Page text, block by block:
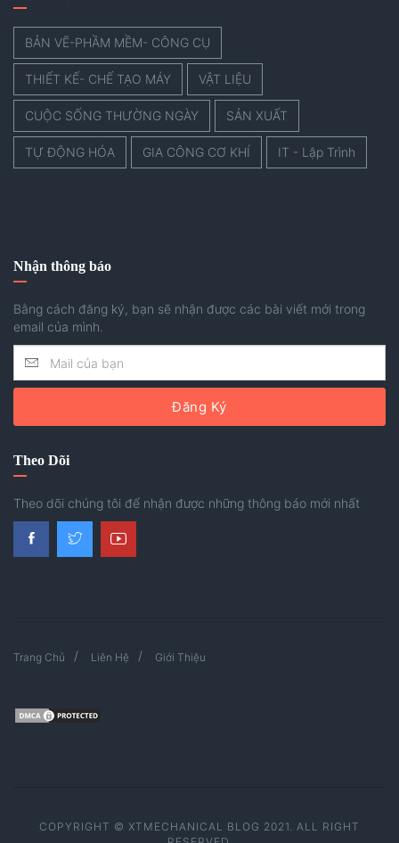
BẢN VẼ-PHẦM MỀM- CÔNG CỤ
THIẾT KẾ- CHẾ TẠO MÁY VẬT LIỆU
CUỘC SỐNG THƯỜNG NGÀY SẢN XUẤT
TỰ ĐỘNG HÓA GIA CÔNG CƠ KHÍ IT - Lập Trình
Nhận thông báo
Bằng cách đăng ký, bạn sẽ nhận được các bài viết mới trong
email của mình.
Đăng Ký
Theo Dõi
Theo dõi chúng tôi để nhận được những thông báo mới nhất
Trang Chủ Liên Hệ Giới Thiệu
COPYRIGHT © XTMECHANICAL BLOG 2021. ALL RIGHT